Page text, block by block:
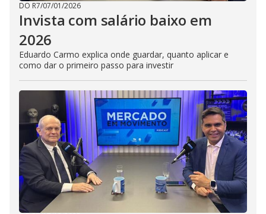
DO R7/07/01/2026
Invista com salário baixo em
2026
Eduardo Carmo explica onde guardar, quanto aplicar e
como dar o primeiro passo para investir